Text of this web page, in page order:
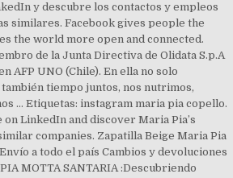
y descubre los contactos y empleos
similares. Facebook gives people the
the world more open and connected.
de la Junta Directiva de Olidata S.p.A
AFP UNO (Chile). En ella no solo
tiempo juntos, nos nutrimos,
… Etiquetas: instagram maria pia copello.
LinkedIn and discover Maria Pia’s
companies. Zapatilla Beige Maria Pia
a todo el país Cambios y devoluciones
MOTTA SANTARIA :Descubriendo